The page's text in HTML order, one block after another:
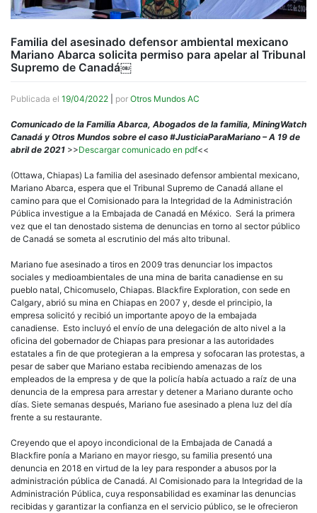
Familia del asesinado defensor ambiental mexicano
Mariano Abarca solicita permiso para apelar al Tribunal
Supremo de Canadá￼
Publicada el 19/04/2022 por Otros Mundos AC
Comunicado de la Familia Abarca, Abogados de la familia, MiningWatch
Canadá y Otros Mundos sobre el caso #JusticiaParaMariano – A 19 de
abril de 2021 >>Descargar comunicado en pdf<<
(Ottawa, Chiapas) La familia del asesinado defensor ambiental mexicano,
Mariano Abarca, espera que el Tribunal Supremo de Canadá allane el
camino para que el Comisionado para la Integridad de la Administración
Pública investigue a la Embajada de Canadá en México. Será la primera
vez que el tan denostado sistema de denuncias en torno al sector público
de Canadá se someta al escrutinio del más alto tribunal.
Mariano fue asesinado a tiros en 2009 tras denunciar los impactos
sociales y medioambientales de una mina de barita canadiense en su
pueblo natal, Chicomuselo, Chiapas. Blackfire Exploration, con sede en
Calgary, abrió su mina en Chiapas en 2007 y, desde el principio, la
empresa solicitó y recibió un importante apoyo de la embajada
canadiense. Esto incluyó el envío de una delegación de alto nivel a la
oficina del gobernador de Chiapas para presionar a las autoridades
estatales a fin de que protegieran a la empresa y sofocaran las protestas, a
pesar de saber que Mariano estaba recibiendo amenazas de los
empleados de la empresa y de que la policía había actuado a raíz de una
denuncia de la empresa para arrestar y detener a Mariano durante ocho
días. Siete semanas después, Mariano fue asesinado a plena luz del día
frente a su restaurante.
Creyendo que el apoyo incondicional de la Embajada de Canadá a
Blackfire ponía a Mariano en mayor riesgo, su familia presentó una
denuncia en 2018 en virtud de la ley para responder a abusos por la
administración pública de Canadá. Al Comisionado para la Integridad de la
Administración Pública, cuya responsabilidad es examinar las denuncias
recibidas y garantizar la confianza en el servicio público, se le ofrecieron